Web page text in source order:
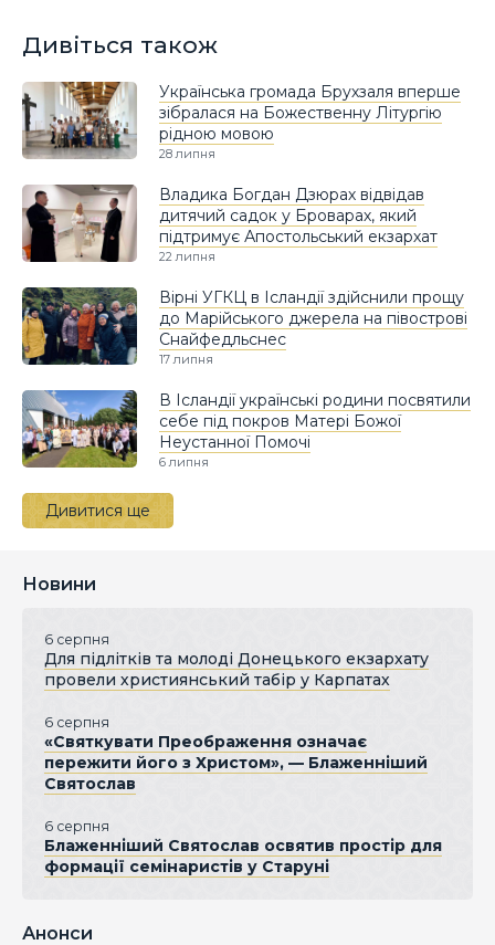
Дивіться також
Українська громада Брухзаля вперше
зібралася на Божественну Літургію
рідною мовою
28 липня
Владика Богдан Дзюрах відвідав
дитячий садок у Броварах, який
підтримує Апостольський екзархат
22 липня
Вірні УГКЦ в Ісландії здійснили прощу
до Марійського джерела на півострові
Снайфедльснес
17 липня
В Ісландії українські родини посвятили
себе під покров Матері Божої
Неустанної Помочі
6 липня
Дивитися ще
Новини
6 серпня
Для підлітків та молоді Донецького екзархату
провели християнський табір у Карпатах
6 серпня
«Святкувати Преображення означає
пережити його з Христом», — Блаженніший
Святослав
6 серпня
Блаженніший Святослав освятив простір для
формації семінаристів у Старуні
Анонси